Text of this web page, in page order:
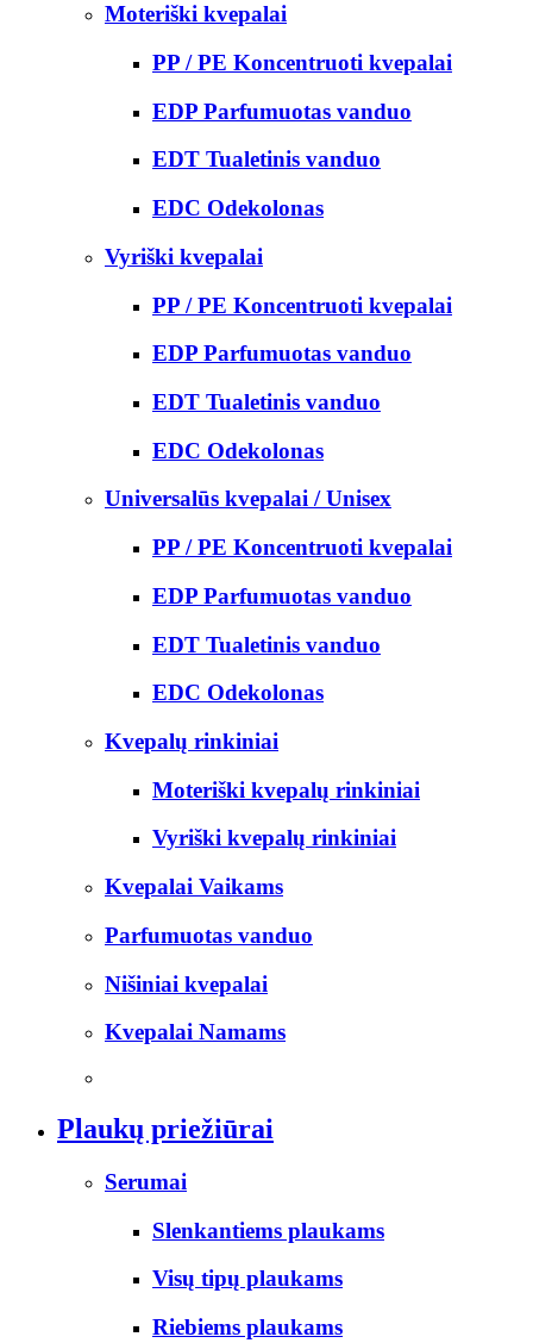
Moteriški kvepalai
PP / PE Koncentruoti kvepalai
EDP Parfumuotas vanduo
EDT Tualetinis vanduo
EDC Odekolonas
Vyriški kvepalai
PP / PE Koncentruoti kvepalai
EDP Parfumuotas vanduo
EDT Tualetinis vanduo
EDC Odekolonas
Universalūs kvepalai / Unisex
PP / PE Koncentruoti kvepalai
EDP Parfumuotas vanduo
EDT Tualetinis vanduo
EDC Odekolonas
Kvepalų rinkiniai
Moteriški kvepalų rinkiniai
Vyriški kvepalų rinkiniai
Kvepalai Vaikams
Parfumuotas vanduo
Nišiniai kvepalai
Kvepalai Namams
Plaukų priežiūrai
Serumai
Slenkantiems plaukams
Visų tipų plaukams
Riebiems plaukams